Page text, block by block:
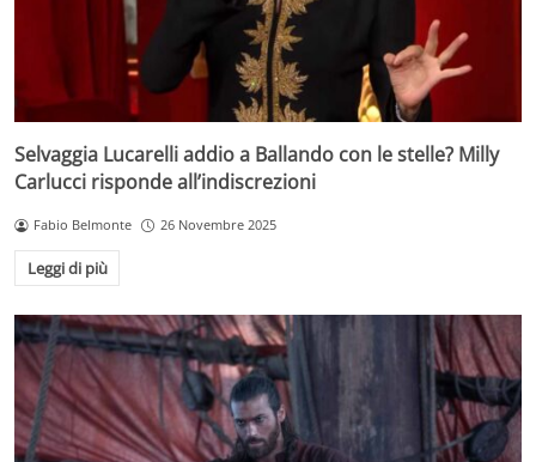
Selvaggia Lucarelli addio a Ballando con le stelle? Milly
Carlucci risponde all’indiscrezioni
Fabio Belmonte 26 Novembre 2025
Leggi di più